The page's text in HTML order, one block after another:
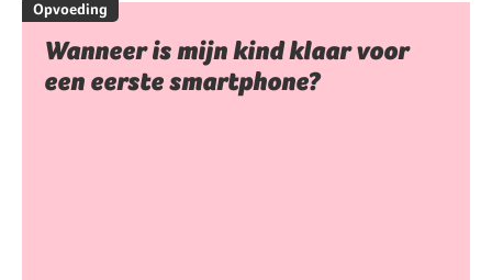
Opvoeding
Wanneer is mijn kind klaar voor
een eerste smartphone?